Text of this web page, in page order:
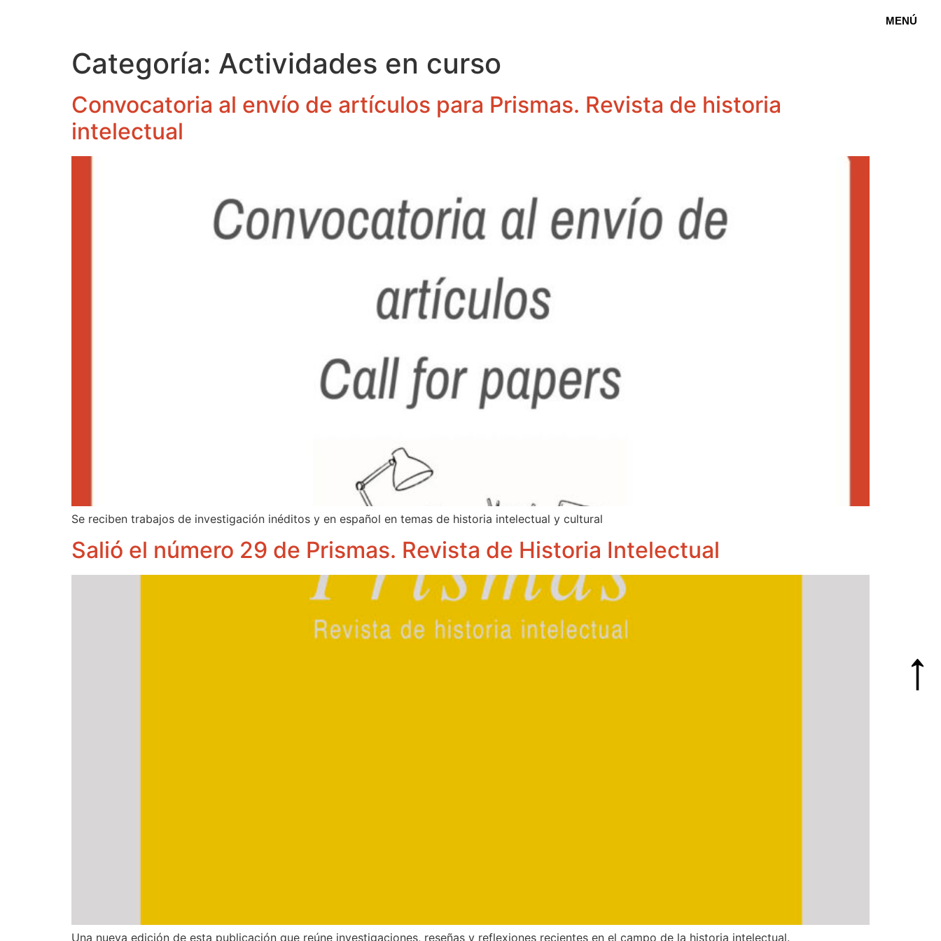
MENÚ
Categoría: Actividades en curso
Convocatoria al envío de artículos para Prismas. Revista de historia
intelectual
Se reciben trabajos de investigación inéditos y en español en temas de historia intelectual y cultural
Salió el número 29 de Prismas. Revista de Historia Intelectual
Una nueva edición de esta publicación que reúne investigaciones, reseñas y reflexiones recientes en el campo de la historia intelectual.